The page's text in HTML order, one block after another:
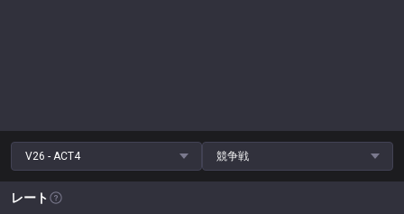
V26 - ACT4 競争戦
レート